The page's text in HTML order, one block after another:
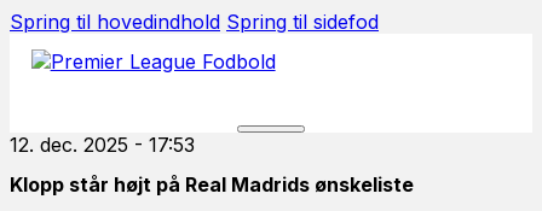
Spring til hovedindhold Spring til sidefod
12. dec. 2025 - 17:53
Klopp står højt på Real Madrids ønskeliste